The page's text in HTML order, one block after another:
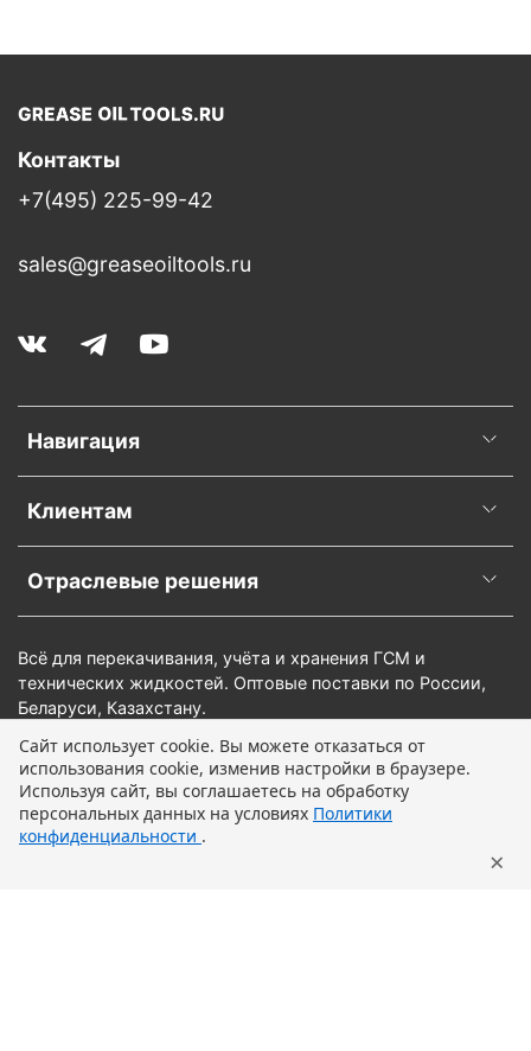
Предзаказ
Навигация
Клиентам
Отраслевые решения
Контакты
+7(495) 225-99-42
sales@greaseoiltools.ru
Всё для перекачивания, учёта и хранения ГСМ и
технических жидкостей. Оптовые поставки по России,
Беларуси, Казахстану.
Сайт использует cookie. Вы можете отказаться от
использования cookie, изменив настройки в браузере.
Используя сайт, вы соглашаетесь на обработку
персональных данных на условиях Политики
конфиденциальности .
×